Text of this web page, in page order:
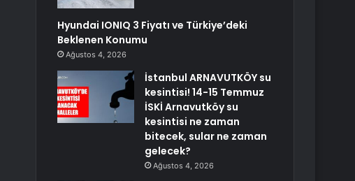
Hyundai IONIQ 3 Fiyatı ve Türkiye’deki
Beklenen Konumu
Ağustos 4, 2026
İstanbul ARNAVUTKÖY su
kesintisi! 14-15 Temmuz
İSKİ Arnavutköy su
kesintisi ne zaman
bitecek, sular ne zaman
gelecek?
Ağustos 4, 2026